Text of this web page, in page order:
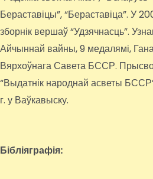
Бераставіцы”, “Бераставіца”. У
зборнік вершаў “Удзячнасць”.
Айчыннай вайны, 9 медалямі,
Вярхоўнага Савета БССР.
“Выдатнік народнай асветы
г. у Ваўкавыску.
Бібліяграфія: